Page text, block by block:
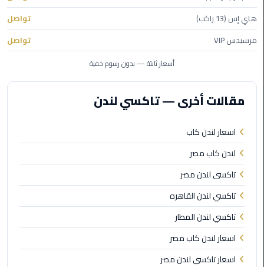
الى
مطار
القاهرة
الدقي
من
القاهرة
للاسكندرية
ليموزين
العجوزه
ليموزين
من
مطار
هاي إس (13 راكب)
تواصل
مرسيدس VIP
تواصل
أسعار ثابتة — بدون رسوم خفية
مقالات أخرى — تاكسي لندن
اسعار لندن كاب
لندن كاب مصر
تاكسى لندن مصر
تاكسي لندن القاهره
تاكسي لندن المطار
اسعار لندن كاب مصر
اسعار تاكسي لندن مصر